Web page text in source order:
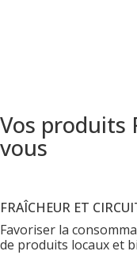
Vos produits
vous
FRAÎCHEUR ET
Favoriser la
de produits locaux et